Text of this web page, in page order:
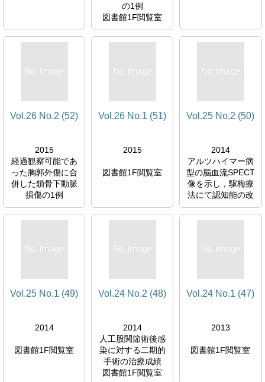
の1例
図書館1F閲覧室
Vol.26 No.2 (52)
2015
経過観察可能であ
った胸郭外傷に合
併した鎖骨下動脈
損傷の1例
図書館1F閲覧室
Vol.26 No.1 (51)
2015
図書館1F閲覧室
Vol.25 No.2 (50)
2014
アルツハイマー病
型の脳血流SPECT
像を示し，駆梅療
法にて認知能の改
善を認めた神経梅
Vol.25 No.1 (49)
2014
図書館1F閲覧室
Vol.24 No.2 (48)
2014
人工股関節術後感
染に対する二期的
手術の治療成績
図書館1F閲覧室
Vol.24 No.1 (47)
2013
図書館1F閲覧室